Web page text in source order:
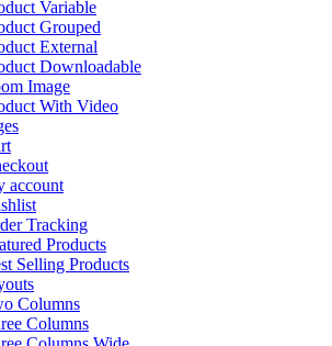
Variable
Grouped
External
Downloadable
Image
With Video
account
Tracking
Products
Selling Products
Columns
Columns